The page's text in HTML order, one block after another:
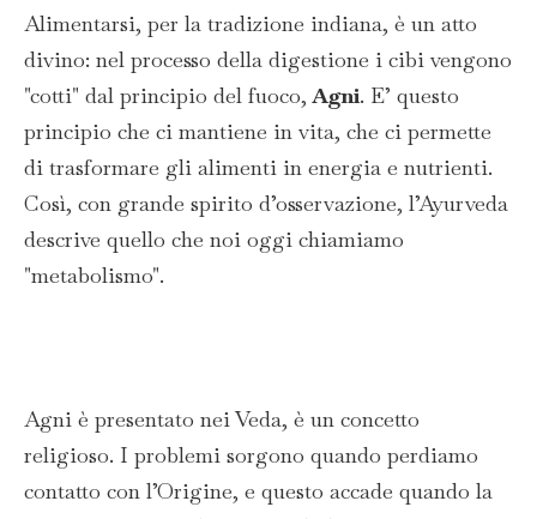
Alimentarsi, per la tradizione indiana, è un atto
divino: nel processo della digestione i cibi vengono
"cotti" dal principio del fuoco,Agni. E’ questo
principio che ci mantiene in vita, che ci permette
di trasformare gli alimenti in energia e nutrienti.
Così, con grande spirito d’osservazione, l’Ayurveda
descrive quello che noi oggi chiamiamo
"metabolismo".
Agni è presentato nei Veda, è un concetto
religioso. I problemi sorgono quando perdiamo
contatto con l’Origine, e questo accade quando la